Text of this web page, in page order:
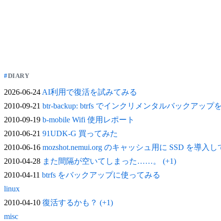
DIARY
2026-06-24AI利用で復活を試みてみる
2010-09-21 btr-backup: btrfs でインクリメンタルバックアップ
2010-09-19 b-mobile Wifi 使用レポート
2010-06-21 91UDK-G 買ってみた
2010-06-16 mozshot.nemui.org のキャッシュ用に SSD を導入し
2010-04-28 また間隔が空いてしまった……。 (+1)
2010-04-11 btrfs をバックアップに使ってみる
linux
2010-04-10 復活するかも？ (+1)
misc